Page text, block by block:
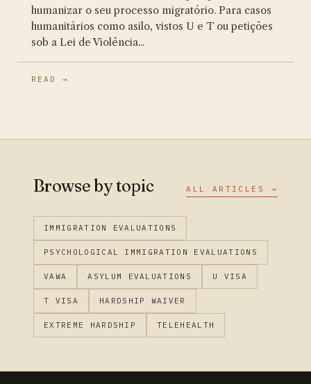
humanizar o seu processo migratório. Para casos
humanitários como asilo, vistos U e T ou petições
sob a Lei de Violência...
READ →
Browse by topic ALL ARTICLES →
IMMIGRATION EVALUATIONS
PSYCHOLOGICAL IMMIGRATION EVALUATIONS
VAWA ASYLUM EVALUATIONS U VISA
T VISA HARDSHIP WAIVER
EXTREME HARDSHIP TELEHEALTH